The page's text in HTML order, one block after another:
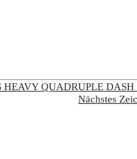
HEAVY QUADRUPLE
Nächstes